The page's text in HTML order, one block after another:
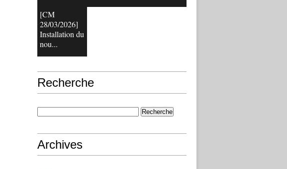
[CM
28/03/2026]
Installation du
nou...
Recherche
Archives